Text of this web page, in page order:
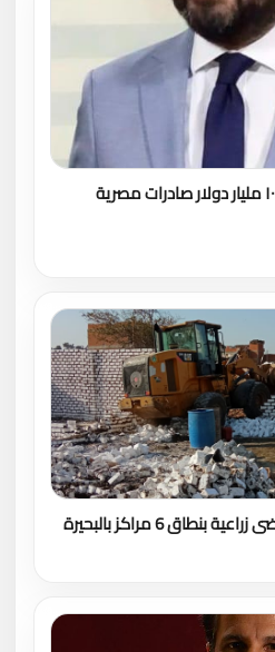
همام عبد الخالق : تحقيق ١٠٠ مليار دولار صادرات مصرية